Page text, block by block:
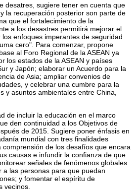
desatres, sugiere tener en cuenta que
la recuperación posterior son parte de
que el fortalecimiento de la
a los desastres permitirá mejorar el
enfoques imperantes de seguridad
cero". Para comenzar, propone
al Foro Regional de la ASEAN ya
los estados de la ASEAN y países
y Japón; elaborar un Acuerdo para la
de Asia; ampliar convenios de
y celebrar una cumbre para la
y asuntos ambientales entre China,
de incluir la educación en el marco
den continuidad a los Objetivos de
de 2015. Sugiere poner énfasis en
mundial con tres finalidades
de los desafíos que encara
causas e infundir la confianza de que
señales de fenómenos globales
a las personas para que puedan
y fomentar el espíritu de
vecinos.